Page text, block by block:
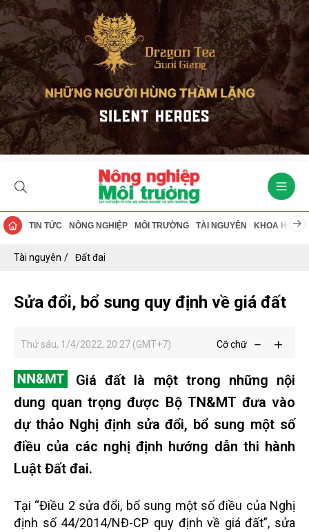
TIN TỨC NÔNG NGHIỆP MÔI TRƯỜNG TÀI NGUYÊN KHOA HỌC
Tài nguyên Đất đai
Sửa đổi, bổ sung quy định về giá đất
Thứ sáu, 1/4/2022, 20:27 (GMT+7) Cỡ chữ
Giá đất là một trong những nội
dung quan trọng được Bộ TN&MT đưa vào
dự thảo Nghị định sửa đổi, bổ sung một số
điều của các nghị định hướng dẫn thi hành
Luật Đất đai.
Tại “Điều 2 sửa đổi, bổ sung một số điều của Nghị
định số 44/2014/NĐ-CP quy định về giá đất”, sửa